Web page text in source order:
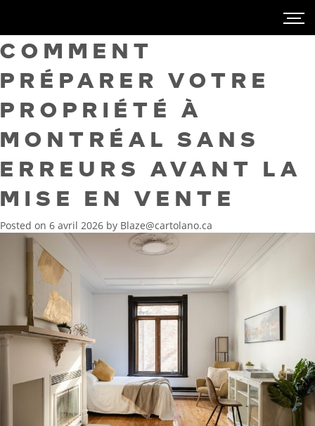
COMMENT
PRÉPARER VOTRE
PROPRIÉTÉ À
MONTRÉAL SANS
ERREURS AVANT LA
MISE EN VENTE
Posted on 6 avril 2026 by Blaze@cartolano.ca